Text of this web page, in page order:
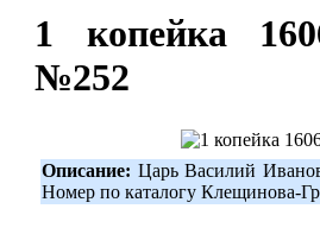
1 копейка
№252
Описание: Царь Василий
Номер по каталогу Клещинова-